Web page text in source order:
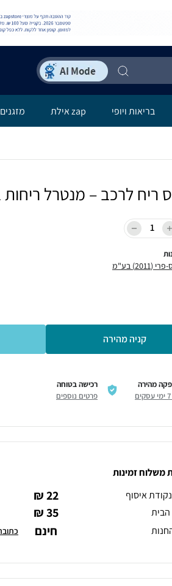
בריאות ויופי zap אילת מזגנים
ריח לרכב – מנטרל ריחות
(2011) בע"מ
קניה מהירה
מהירה
רכישה בטוחה
פרטים נוספים
משלוח זמינות
איסוף
22 ₪
35 ₪
חינם